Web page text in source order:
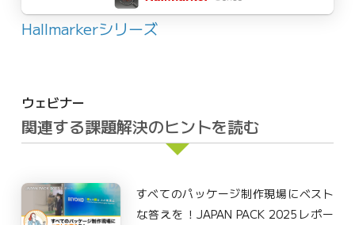
Hallmarkerシリーズ
ウェビナー
関連する課題解決のヒントを読む
すべてのパッケージ制作現場にベスト
な答えを！JAPAN PACK 2025レポー